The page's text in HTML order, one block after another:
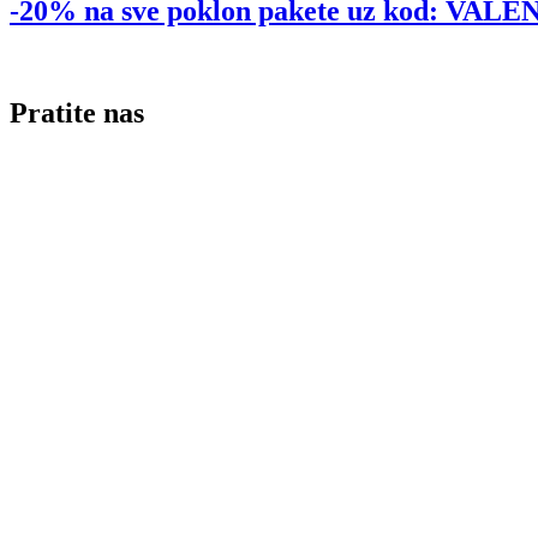
-20% na sve poklon pakete uz kod:
Pratite nas